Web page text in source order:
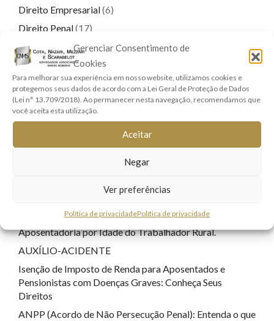
Gerenciar Consentimento de
Cookies
Para melhorar sua experiência em nosso website, utilizamos cookies e
protegemos seus dados de acordo com a Lei Geral de Proteção de Dados
(Lei n° 13.709/2018). Ao permanecer nesta navegação, recomendamos que
você aceita esta utilização.
Aceitar
Negar
Ver preferências
Política de privacidadePolítica de privacidade
Direito Empresarial(6)
Direito Penal(17)
Direito Previdenciário(9)
Direitos Real e Imobiliário
Família e Sucessões(9)
Lei Geral de Proteção de Dados(7)
Registro Civil(1)
(8)
POSTS RECENTES
Aposentadoria por Idade do Trabalhador Rural.
AUXÍLIO-ACIDENTE
Isenção de Imposto de Renda para Aposentados e
Pensionistas com Doenças Graves: Conheça Seus
Direitos
ANPP (Acordo de Não Persecução Penal): Entenda o que